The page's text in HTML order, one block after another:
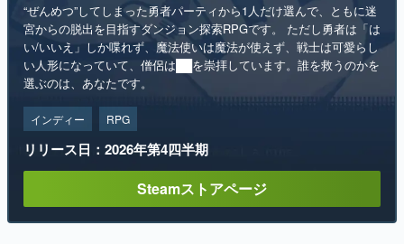
“ぜんめつ”してしまった勇者パーティから1人だけ選んで、ともに迷
宮からの脱出を目指すダンジョン探索RPGです。 ただし勇者は「は
い/いいえ」しか喋れず、魔法使いは魔法が使えず、戦士は可愛らし
い人形になっていて、僧侶は██を崇拝しています。誰を救うのかを
選ぶのは、あなたです。
インディー RPG
リリース日：2026年第4四半期
Steamストアページ